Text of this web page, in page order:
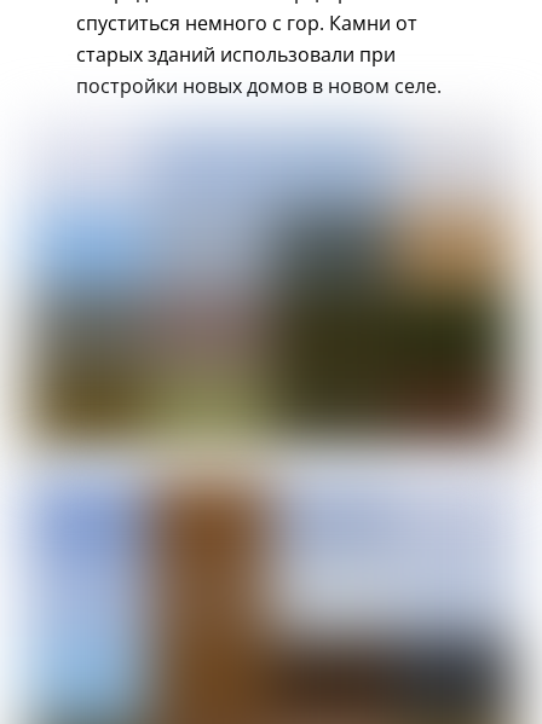
спуститься немного с гор. Камни от
старых зданий использовали при
постройки новых домов в новом селе.